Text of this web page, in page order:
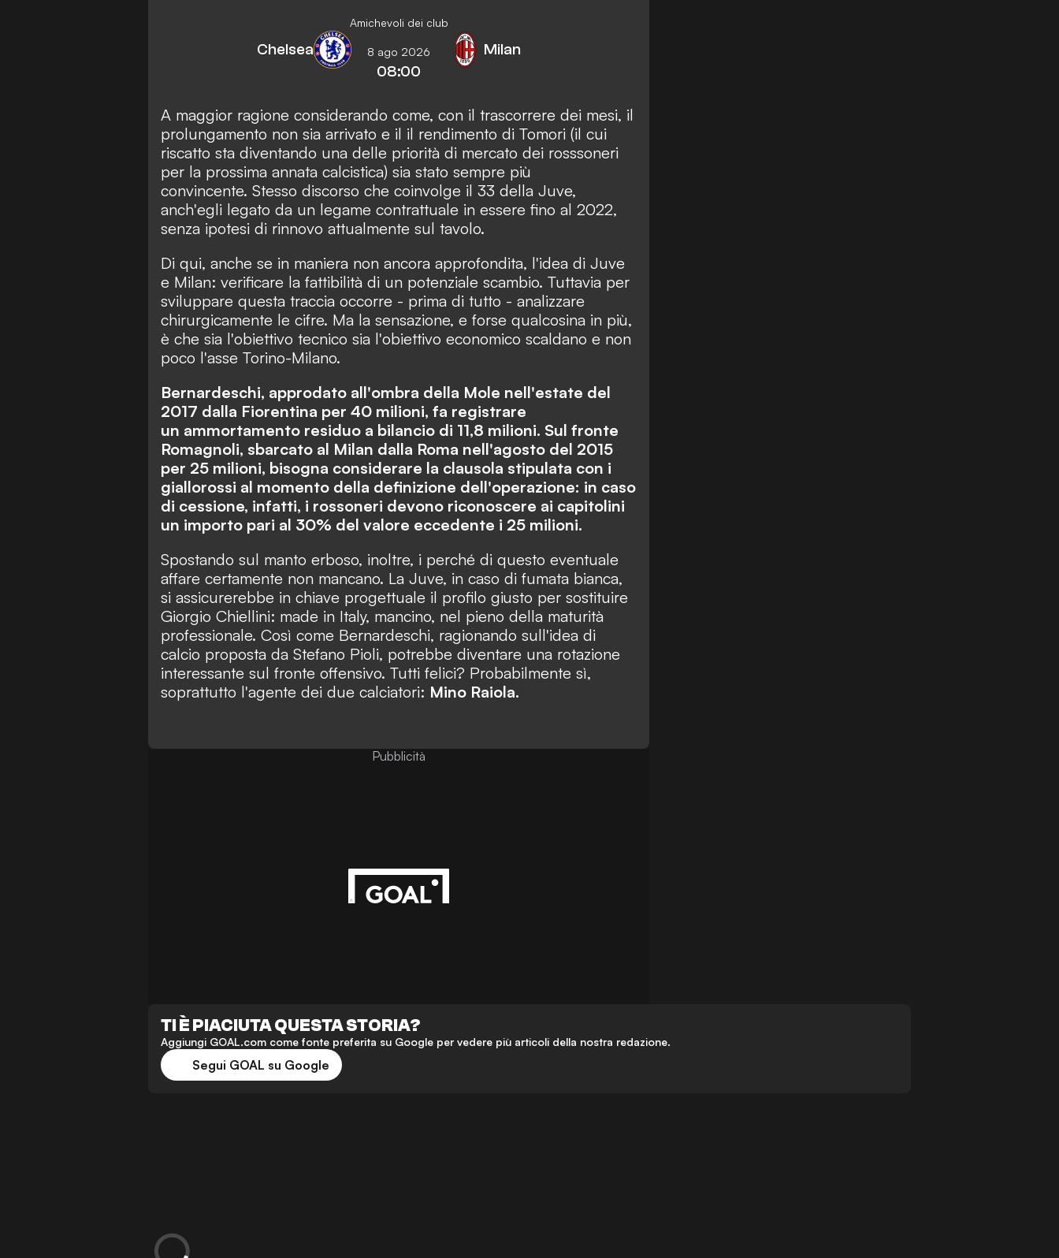
Amichevoli dei club
Chelsea 8 ago 2026
08:00
Milan
A maggior ragione considerando come, con il trascorrere dei mesi, il
prolungamento non sia arrivato e il il rendimento di Tomori (il cui
riscatto sta diventando una delle priorità di mercato dei rosssoneri
per la prossima annata calcistica) sia stato sempre più
convincente. Stesso discorso che coinvolge il 33 della Juve,
anch'egli legato da un legame contrattuale in essere fino al 2022,
senza ipotesi di rinnovo attualmente sul tavolo.
Di qui, anche se in maniera non ancora approfondita, l'idea di Juve
e Milan: verificare la fattibilità di un potenziale scambio. Tuttavia per
sviluppare questa traccia occorre - prima di tutto - analizzare
chirurgicamente le cifre. Ma la sensazione, e forse qualcosina in più,
è che sia l'obiettivo tecnico sia l'obiettivo economico scaldano e non
poco l'asse Torino-Milano.
Bernardeschi, approdato all'ombra della Mole nell'estate del
2017 dalla Fiorentina per 40 milioni, fa registrare
un ammortamento residuo a bilancio di 11,8 milioni. Sul fronte
Romagnoli, sbarcato al Milan dalla Roma nell'agosto del 2015
per 25 milioni, bisogna considerare la clausola stipulata con i
giallorossi al momento della definizione dell'operazione: in caso
di cessione, infatti, i rossoneri devono riconoscere ai capitolini
un importo pari al 30% del valore eccedente i 25 milioni.
Spostando sul manto erboso, inoltre, i perché di questo eventuale
affare certamente non mancano. La Juve, in caso di fumata bianca,
si assicurerebbe in chiave progettuale il profilo giusto per sostituire
Giorgio Chiellini: made in Italy, mancino, nel pieno della maturità
professionale. Così come Bernardeschi, ragionando sull'idea di
calcio proposta da Stefano Pioli, potrebbe diventare una rotazione
interessante sul fronte offensivo. Tutti felici? Probabilmente sì,
soprattutto l'agente dei due calciatori: Mino Raiola.
Pubblicità
TI È PIACIUTA QUESTA STORIA?
Aggiungi GOAL.com come fonte preferita su Google per vedere più articoli della nostra redazione.
Segui GOAL su Google